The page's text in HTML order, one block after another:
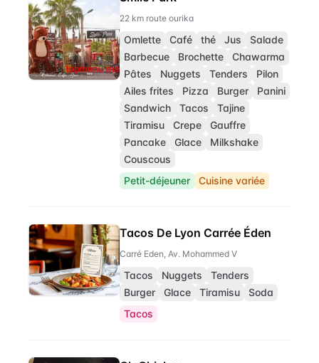
22 km route ourika
Omlette Café thé Jus
Salade
Barbecue
Brochette
Chawarma
Pâtes
Nuggets Tenders
Pilon
Ailes frites
Pizza Burger
Panini
Sandwich
Tacos
Tajine
Tiramisu
Crepe
Gauffre
Pancake
Glace
Milkshake
Couscous
Petit-déjeuner
Cuisine variée
Tacos De Lyon Carrée Éden
Carré Eden, Av. Mohammed V
Tacos Nuggets
Tenders
Burger
Glace Tiramisu
Soda
Tacos